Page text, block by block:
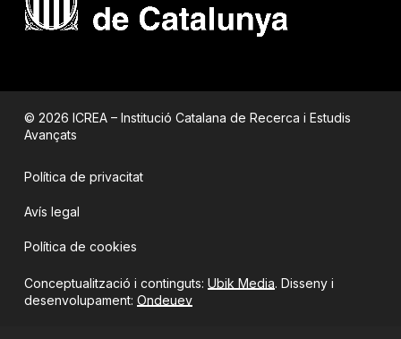
© 2026 ICREA – Institució Catalana de Recerca i Estudis
Avançats
Política de privacitat
Avís legal
Política de cookies
Conceptualització i continguts: Ubik Media. Disseny i
desenvolupament: Ondeuev